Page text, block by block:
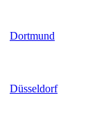
Dortmund
Düsseldorf